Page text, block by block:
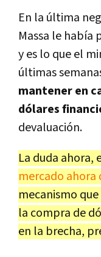
En la última
Massa le había
y es lo que el
últimas
mantener en
dólares
devaluación.
La duda ahora,
mercado ahora
mecanismo
la compra de
en la brecha,